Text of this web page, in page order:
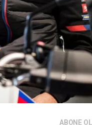
ABONE OL